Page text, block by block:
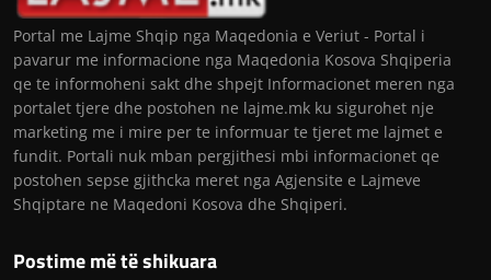
Portal me Lajme Shqip nga Maqedonia e Veriut - Portal i
pavarur me informacione nga Maqedonia Kosova Shqiperia
qe te informoheni sakt dhe shpejt Informacionet meren nga
portalet tjere dhe postohen ne lajme.mk ku sigurohet nje
marketing me i mire per te informuar te tjeret me lajmet e
fundit. Portali nuk mban pergjithesi mbi informacionet qe
postohen sepse gjithcka meret nga Agjensite e Lajmeve
Shqiptare ne Maqedoni Kosova dhe Shqiperi.
Postime më të shikuara